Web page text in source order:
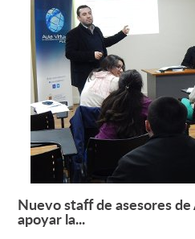
Nuevo staff de asesores
apoyar la...